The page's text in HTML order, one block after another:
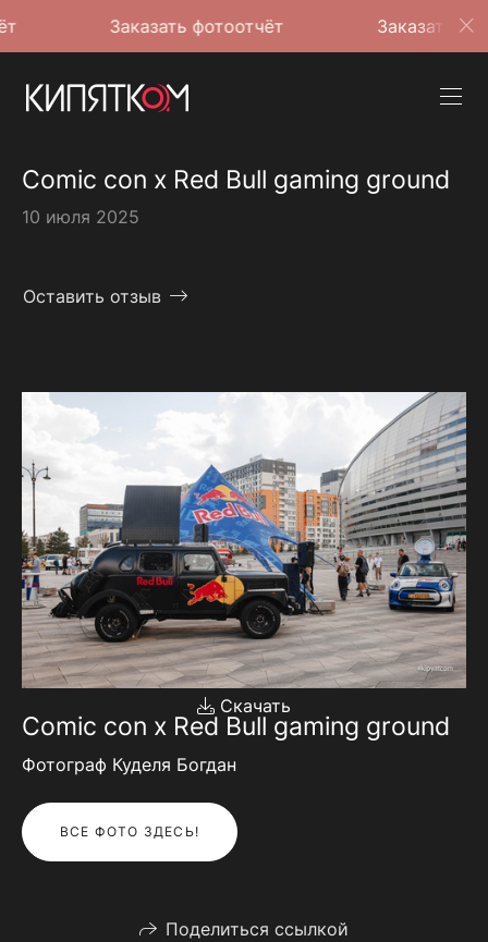
Заказать фотоотчёт Заказать фотоотчёт
Comic con x Red Bull gaming ground
10 июля 2025
Оставить отзыв
Скачать
Comic con x Red Bull gaming ground
Фотограф Куделя Богдан
ВСЕ ФОТО ЗДЕСЬ!
Поделиться ссылкой